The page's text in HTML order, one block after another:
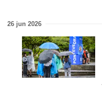
26 jun 2026